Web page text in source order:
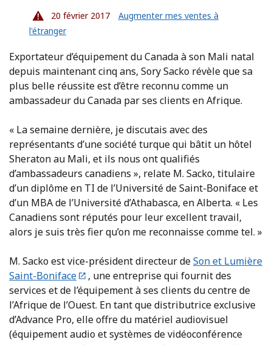
20 février 2017
Augmenter mes ventes à
l'étranger
Exportateur d’équipement du Canada à son Mali natal
depuis maintenant cinq ans, Sory Sacko révèle que sa
plus belle réussite est d’être reconnu comme un
ambassadeur du Canada par ses clients en Afrique.
« La semaine dernière, je discutais avec des
représentants d’une société turque qui bâtit un hôtel
Sheraton au Mali, et ils nous ont qualifiés
d’ambassadeurs canadiens », relate M. Sacko, titulaire
d’un diplôme en TI de l’Université de Saint-Boniface et
d’un MBA de l’Université d’Athabasca, en Alberta. « Les
Canadiens sont réputés pour leur excellent travail,
alors je suis très fier qu’on me reconnaisse comme tel. »
M. Sacko est vice-président directeur deSon et Lumière
Saint-Boniface
, une entreprise qui fournit des
services et de l’équipement à ses clients du centre de
l’Afrique de l’Ouest. En tant que distributrice exclusive
d’Advance Pro, elle offre du matériel audiovisuel
(équipement audio et systèmes de vidéoconférence